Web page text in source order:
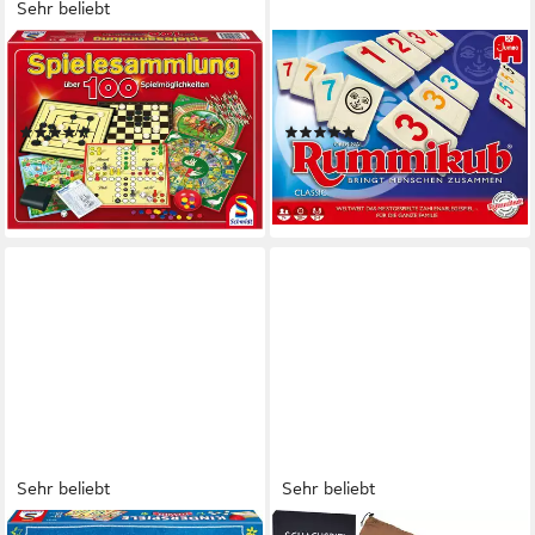
Sehr beliebt
SCHMIDT SPIELE
Spiel Spielesammlung - 100
Spielmöglichkeiten
(30)
ab 19,07 € UVP28,99 €
-34%
lieferbar - in 1-2 Werktagen bei dir
JUMBO SPIELE
Spiel Original Rummikub
Classic, Gesellschaftsspiel
(12)
ab 34,49 € UVP39,99 €
-14%
lieferbar - in 6-8 Werktagen bei dir
Sehr beliebt Sehr beliebt